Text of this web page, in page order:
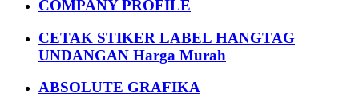
COMPANY PROFILE
CETAK STIKER LABEL HANGTAG
UNDANGAN Harga Murah
ABSOLUTE GRAFIKA